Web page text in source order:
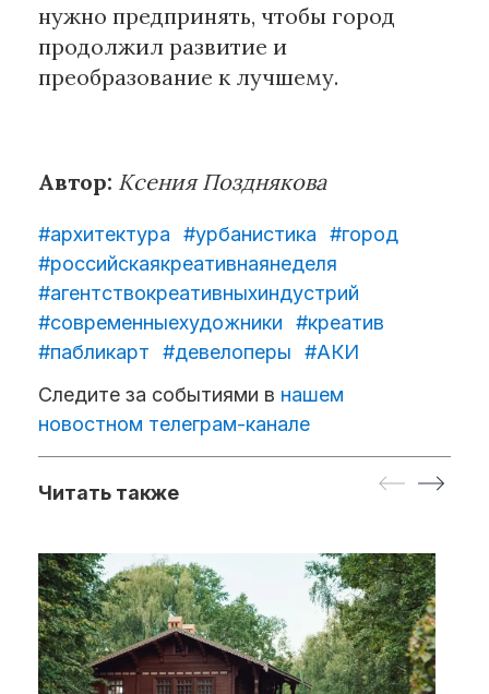
нужно предпринять, чтобы город
продолжил развитие и
преобразование к лучшему.
Автор: Ксения Позднякова
#архитектура #урбанистика
#город
#российскаякреативнаянеделя
#агентствокреативныхиндустрий
#современныехудожники
#креатив
#пабликарт
#девелоперы
#АКИ
Следите за событиями в нашем
новостном телеграм-канале
Читать также